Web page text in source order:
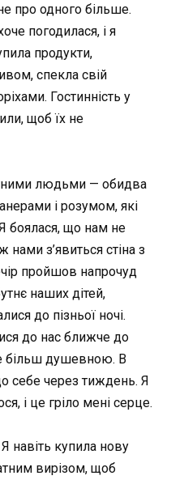
про одного більше.
погодилася, і я
продукти,
спекла свій
Гостинність у
щоб їх не
людьми — обидва
і розумом, які
боялася, що нам не
з’явиться стіна з
пройшов напрочуд
наших дітей,
до пізньої ночі.
до нас ближче до
більш душевною. В
себе через тиждень. Я
і це гріло мені серце.
навіть купила нову
вирізом, щоб